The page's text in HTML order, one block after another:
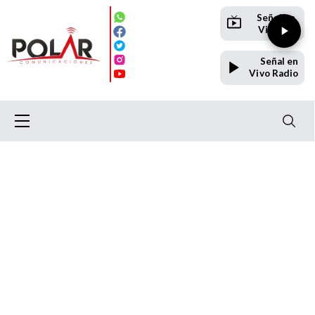
Señal en
Vivo TV
Señal en
Vivo Radio